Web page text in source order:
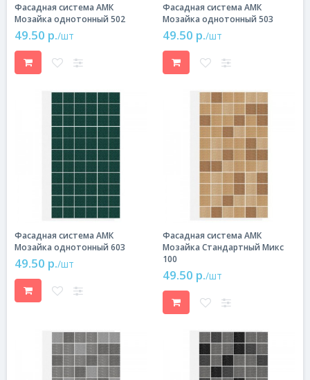
Фасадная система АМК
Мозайка однотонный 502
49.50 р./шт
Фасадная система АМК
Мозайка однотонный 503
49.50 р./шт
Фасадная система АМК
Мозайка однотонный 603
49.50 р./шт
Фасадная система АМК
Мозайка Стандартный Микс
100
49.50 р./шт